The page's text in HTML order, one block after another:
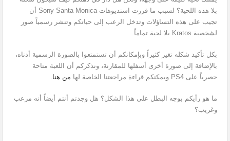
بلا هذه اللحية؟ لسبب ما قررت استديوهات Sony Santa Monica أن
تجيب على هذه التساؤلات وتدخل الرعب إلى حياتكم وتنشر رسمياً صور
لشخصية Kratos بلا لحية تماماً.
بكل تأكيد شكله تغير كثيراً وبإمكانكم أن تستمتعوا بالصورة الرسمية أدناه،
بالإضافة إلى صورة أخرى أسفلها للمقارنة، ونذكركم أن اللعبة متاحة
حصرياً على PS4 ويمكنكم قراءة مراجعتنا الخاصة لها
من هنا.
ما هو رأيكم بوجه البطل على هذا الشكل؟ هل وجدتم أنتم أيضاً أنه مرعب
وغريب؟